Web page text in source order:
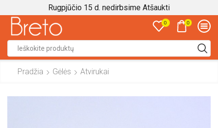
Rugpjūčio 15 d. nedirbsime Atšaukti
0 0
input
Pradžia Gėlės Atvirukai